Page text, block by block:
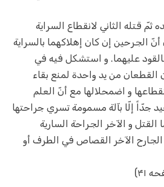
قتله الثاني لانقطاع السراية
الجرحين إن كان إهلاكهما بالسراية
عليهما. و استشكل فيه في
القطعان من يد واحدة لمنع بقاء
و اضمحلالها مع أنّ العلم
جدّاً إلّا بآلة مسمومة تسري جراحتها
و الآخر الجراحة‌ السارية
الجارح الآخر القصاص في الطرف أو